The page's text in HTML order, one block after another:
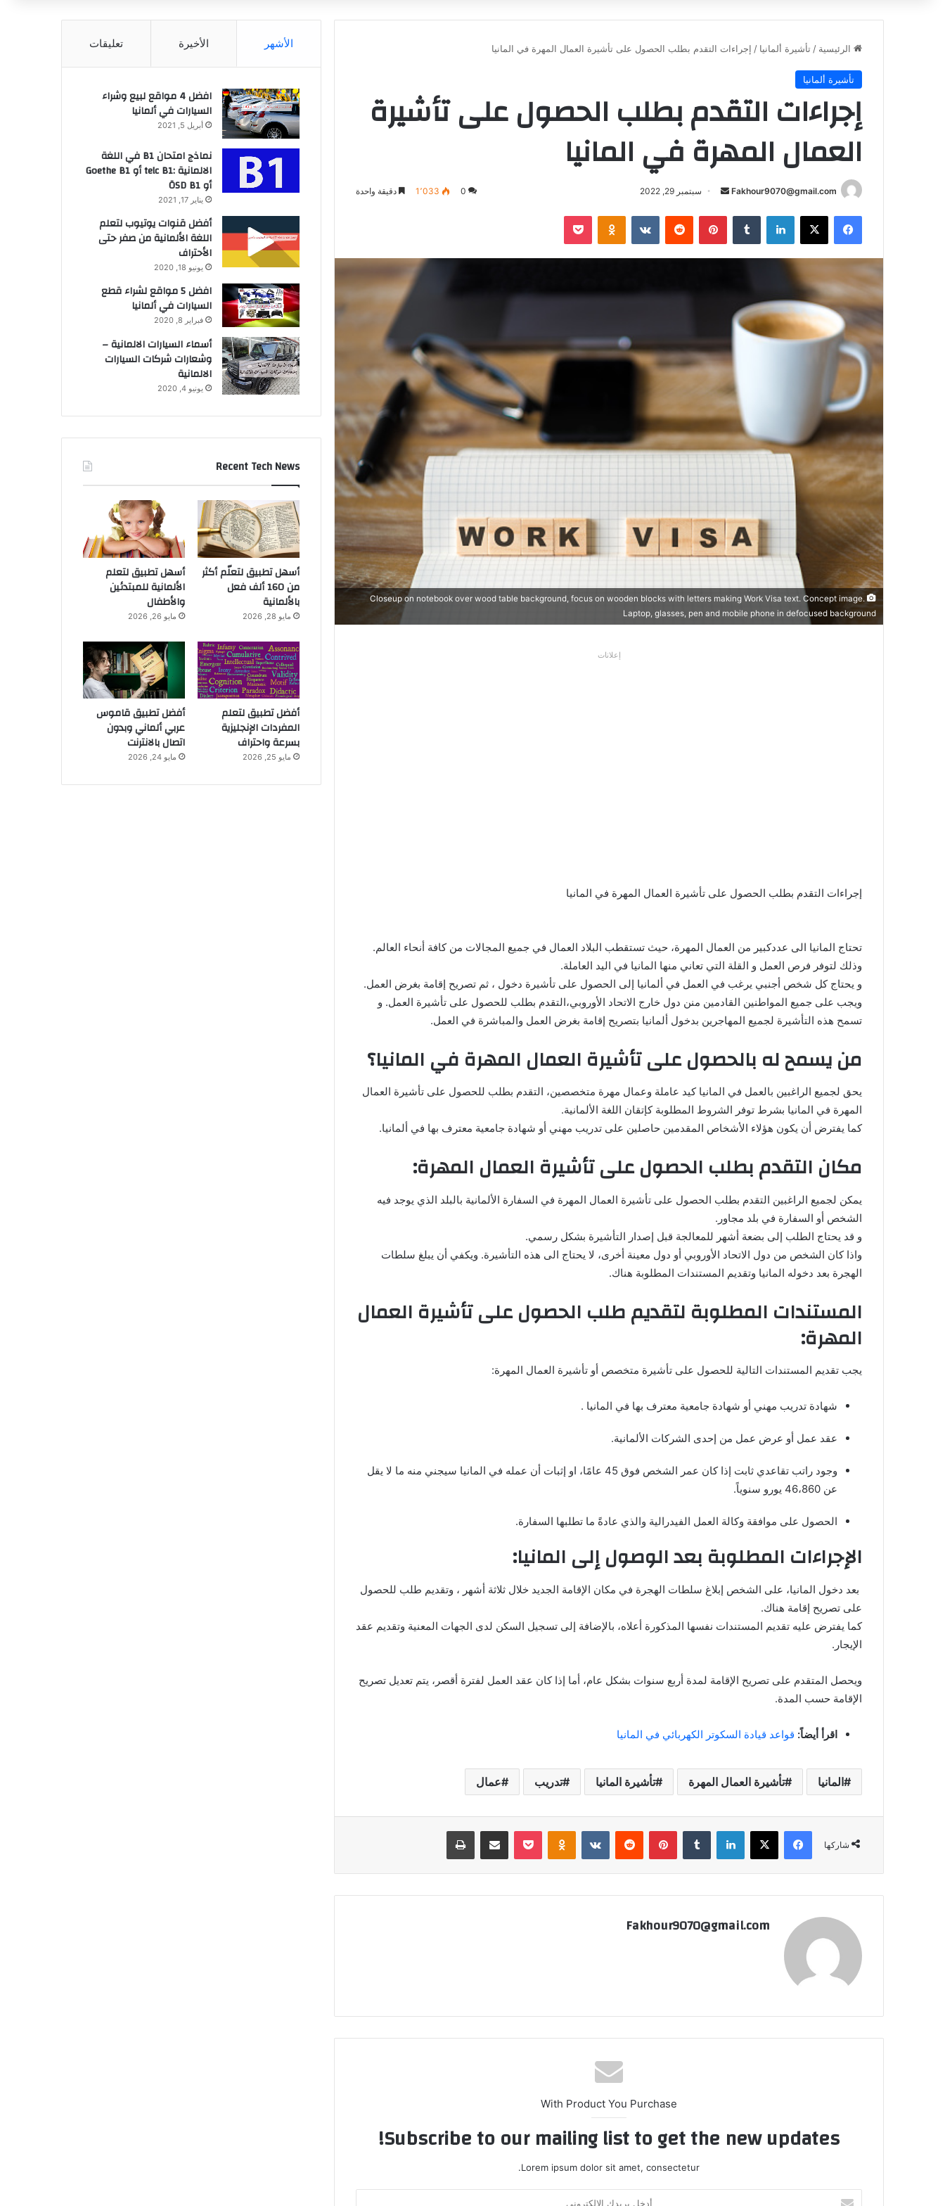
الرئيسية / تأشيرة ألمانيا / إجراءات التقدم بطلب الحصول على تأشيرة العمال المهرة في المانيا
تأشيرة ألمانيا
إجراءات التقدم بطلب الحصول على تأشيرة
العمال المهرة في المانيا
Fakhour9070@gmail.com
أرسل
إلكترونيا
سبتمبر 29, 2022 0 1٬033 دقيقة واحدة
فيسبوك ‫X لينكدإن بينتيريست Odnoklassniki
‫Pocket
Closeup on notebook over wood table background, focus on wooden blocks with letters making Work Visa text. Concept image.
Laptop, glasses, pen and mobile phone in defocused background
إعلانات
إجراءات التقدم بطلب الحصول على تأشيرة العمال المهرة في المانيا
تحتاج المانيا الى عددكبير من العمال المهرة، حيث تستقطب البلاد العمال في جميع المجالات من كافة أنحاء العالم.
وذلك لتوفر فرص العمل و القلة التي تعاني منها المانيا في اليد العاملة.
و يحتاج كل شخص أجنبي يرغب في العمل في ألمانيا إلى الحصول على تأشيرة دخول ، ثم تصريح إقامة بغرض العمل.
ويجب على جميع المواطنين القادمين منن دول خارج الاتحاد الأوروبي،التقدم بطلب للحصول على تأشيرة العمل. و
تسمح هذه التأشيرة لجميع المهاجرين بدخول ألمانيا بتصريح إقامة بغرض العمل والمباشرة في العمل.
من يسمح له بالحصول على تأشيرة العمال المهرة في المانيا؟
يحق لجميع الراغبين بالعمل في المانيا كيد عاملة وعمال مهرة متخصصين، التقدم بطلب للحصول على تأشيرة العمال
المهرة في المانيا بشرط توفر الشروط المطلوبة كإتقان اللغة الألمانية.
كما يفترض أن يكون هؤلاء الأشخاص المقدمين حاصلين على تدريب مهني أو شهادة جامعية معترف بها في ألمانيا.
مكان التقدم بطلب الحصول على تأشيرة العمال المهرة:
يمكن لجميع الراغبين التقدم بطلب الحصول على تأشيرة العمال المهرة في السفارة الألمانية بالبلد الذي يوجد فيه
الشخص أو السفارة في بلد مجاور.
و قد يحتاج الطلب إلى بضعة أشهر للمعالجة قبل إصدار التأشيرة بشكل رسمي.
واذا كان الشخص من دول الاتحاد الأوروبي أو دول معينة أخرى، لا يحتاج الى هذه التأشيرة. ويكفي أن يبلغ سلطات
الهجرة بعد دخوله المانيا وتقديم المستندات المطلوبة هناك.
المستندات المطلوبة لتقديم طلب الحصول على تأشيرة العمال
المهرة:
يجب تقديم المستندات التالية للحصول على تأشيرة متخصص أو تأشيرة العمال المهرة:
شهادة تدريب مهني أو شهادة جامعية معترف بها في المانيا .
عقد عمل أو عرض عمل من إحدى الشركات الألمانية.
وجود راتب تقاعدي ثابت إذا كان عمر الشخص فوق 45 عامًا، او إثبات أن عمله في المانيا سيجني منه ما لا يقل
عن 46،860 يورو سنوياً.
الحصول على موافقة وكالة العمل الفيدرالية والذي عادةً ما تطلبها السفارة.
الإجراءات المطلوبة بعد الوصول إلى المانيا:
بعد دخول المانيا، على الشخص إبلاغ سلطات الهجرة في مكان الإقامة الجديد خلال ثلاثة أشهر ، وتقديم طلب للحصول
على تصريح إقامة هناك.
كما يفترض عليه تقديم المستندات نفسها المذكورة أعلاه، بالإضافة إلى تسجيل السكن لدى الجهات المعنية وتقديم عقد
الإيجار.
ويحصل المتقدم على تصريح الإقامة لمدة أربع سنوات بشكل عام، أما إذا كان عقد العمل لفترة أقصر، يتم تعديل تصريح
الإقامة حسب المدة.
اقرأ أيضاً: قواعد قيادة السكوتر الكهربائي في المانيا
المانيا تأشيرة العمال المهرة تأشيرة المانيا تدريب عمال
شاركها
فيسبوك ‫X لينكدإن بينتيريست Odnoklassniki
‫Pocket مشاركة عبر البريد طباعة
Fakhour9070@gmail.com
With Product You Purchase
Subscribe to our mailing list to get the new updates!
Lorem ipsum dolor sit amet, consectetur.
الأشهر الأخيرة تعليقات
افضل 4 مواقع لبيع وشراء
السيارات في ألمانيا
أبريل 5, 2021
نماذج امتحان B1 في اللغة
الالمانية :telc B1 أو Goethe B1
أو ÖSD B1
يناير 17, 2021
أفضل قنوات يوتيوب لتعلم
اللغة الألمانية من صفر حتى
الأحتراف
يونيو 18, 2020
افضل 5 مواقع لشراء قطع
السيارات في ألمانيا
فبراير 8, 2020
أسماء السيارات الالمانية –
وشعارات شركات السيارات
الالمانية
يونيو 4, 2020
Recent Tech News
أسهل تطبيق لتعلّم أكثر
من 160 ألف فعل
بالألمانية
مايو 28, 2026
أسهل تطبيق لتعلم
الألمانية للمبتدئين
والأطفال
مايو 26, 2026
أفضل تطبيق لتعلم
المفردات الإنجليزية
بسرعة واحتراف
مايو 25, 2026
أفضل تطبيق قاموس
عربي ألماني وبدون
اتصال بالانترنت
مايو 24, 2026